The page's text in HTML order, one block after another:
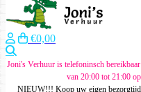
€0,00
Joni's Verhuur is telefoninsch
van 20:00 tot 21:00
NIEUW!!! Koop uw eigen